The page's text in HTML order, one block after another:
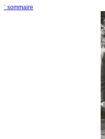
` sommaire